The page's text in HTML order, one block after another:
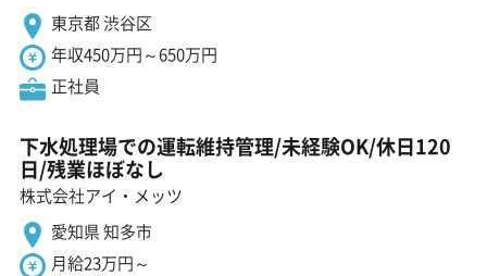
東京都 渋谷区
年収450万円～650万円
正社員
下水処理場での運転維持管理/未経験OK/休日120
日/残業ほぼなし
株式会社アイ・メッツ
愛知県 知多市
月給23万円～